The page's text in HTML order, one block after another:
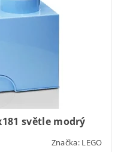
světle modrý
Značka: LEGO